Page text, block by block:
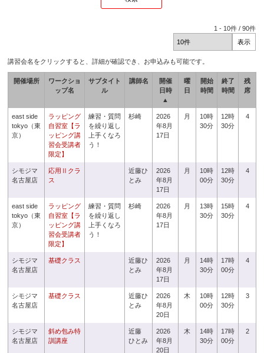
1 - 10件 /90件
講習会名をクリックすると、詳細が確認でき、お申込みも可能です。
開催場所
ワークショ
ップ名
サブタイト
ル
講師名
開催
日時
▲
曜
日
開始
時間
終了
時間
残
席
east side
tokyo（東
京）
ラッピング
自習室【ラ
ッピング講
習会受講者
限定】
練習・質問
を繰り返し
上手くなろ
う！
杉崎
2026
年8月
17日
月
10時
30分
12時
30分
4
シモジマ
名古屋店
応用Ⅱクラ
ス
近藤ひ
とみ
2026
年8月
17日
月
10時
00分
12時
30分
4
east side
tokyo（東
京）
ラッピング
自習室【ラ
ッピング講
習会受講者
限定】
練習・質問
を繰り返し
上手くなろ
う！
杉崎
2026
年8月
17日
月
13時
30分
15時
30分
4
シモジマ
名古屋店
基礎クラス
近藤ひ
とみ
2026
年8月
17日
月
14時
30分
17時
00分
4
シモジマ
名古屋店
基礎クラス
近藤ひ
とみ
2026
年8月
20日
木
10時
00分
12時
30分
3
シモジマ
名古屋店
斜め包み特
訓講座
近藤
ひとみ
2026
年8月
20日
木
14時
30分
17時
00分
2